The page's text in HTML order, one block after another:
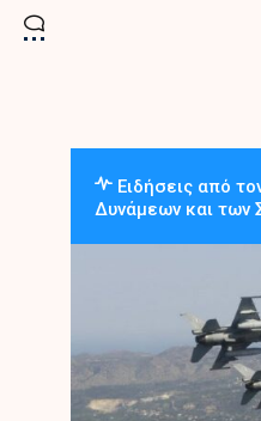
Ειδήσεις από
Δυνάμεων και των